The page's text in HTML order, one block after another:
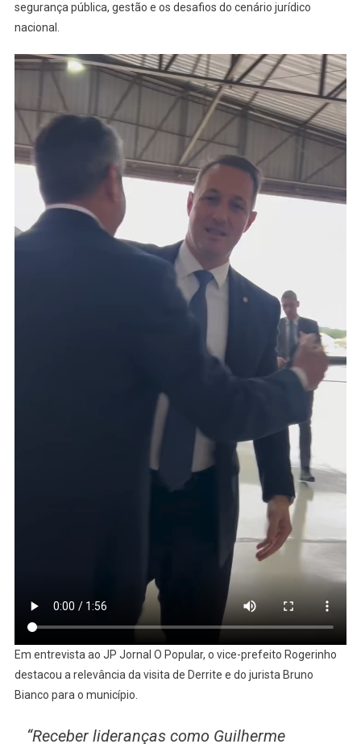
segurança pública, gestão e os desafios do cenário jurídico
nacional.
Em entrevista ao JP Jornal O Popular, o vice-prefeito Rogerinho
destacou a relevância da visita de Derrite e do jurista Bruno
Bianco para o município.
“Receber lideranças como Guilherme